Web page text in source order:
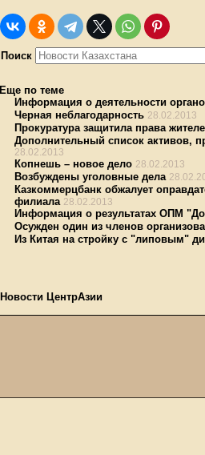
Поиск
Еще по теме
Информация о деятельности
Черная неблагодарность 28.02.2013
Прокуратура защитила права
Дополнительный список активов,
28.02.2013
Копнешь – новое дело 28.02.2013
Возбуждены уголовные дела
Казкоммерцбанк обжалует
филиала 28.02.2013
Информация о результатах ОПМ
Осужден один из членов
Из Китая на стройку с "липовым"
Новости ЦентрАзии